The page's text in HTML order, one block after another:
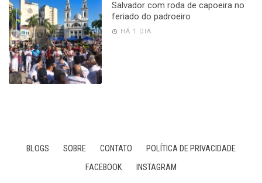
Salvador com roda de capoeira no
feriado do padroeiro
HÁ 1 DIA
BLOGS SOBRE CONTATO
POLÍTICA DE PRIVACIDADE
FACEBOOK
INSTAGRAM